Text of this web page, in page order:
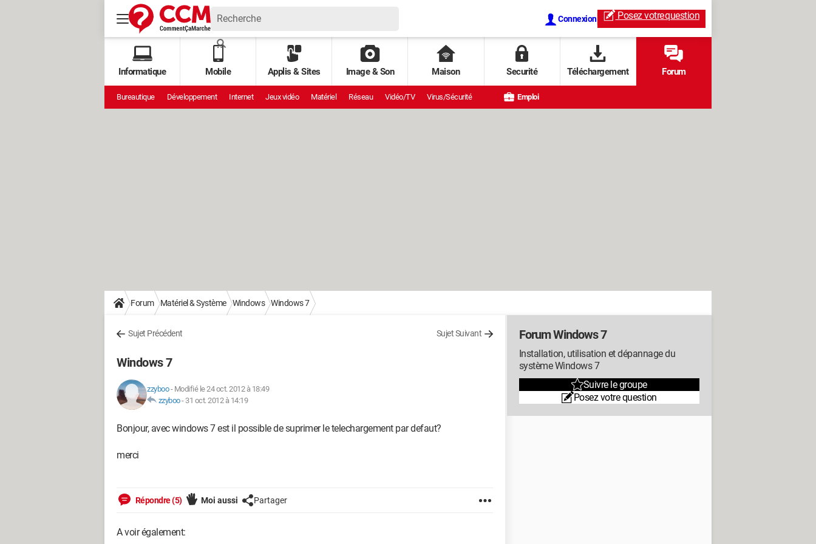
Connexion Posez votrequestion
Informatique Mobile Applis & Sites Image & Son Maison Securité Téléchargement Forum
Bureautique Développement Internet Jeux vidéo Matériel Réseau Vidéo/TV Virus/Sécurité Emploi
Forum Matériel & Système Windows Windows 7
Sujet Précédent Sujet Suivant
Windows 7
zzyboo- Modifié le 24 oct. 2012 à 18:49
zzyboo- 31 oct. 2012 à 14:19
Bonjour, avec windows 7 est il possible de suprimer le telechargement par defaut?
merci
Répondre (5) Moi aussi Partager
A voir également:
Forum Windows 7
Installation, utilisation et dépannage du
système Windows 7
Suivre le groupe
Posez votre question